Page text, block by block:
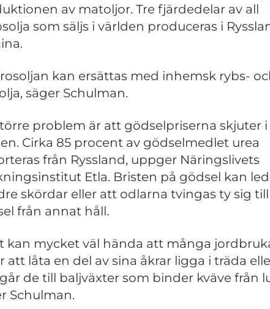
av matoljor. Tre fjärdedelar av all
som säljs i världen produceras i
kan ersättas med inhemsk rybs-
säger Schulman.
problem är att gödselpriserna skjuter i
Cirka 85 procent av gödselmedlet urea
från Ryssland, uppger Näringslivets
Etla. Bristen på gödsel kan
skördar eller att odlarna tvingas ty sig
från annat håll.
kan mycket väl hända att många
att låta en del av sina åkrar ligga i träda
de till baljväxter som binder kväve från
Schulman.